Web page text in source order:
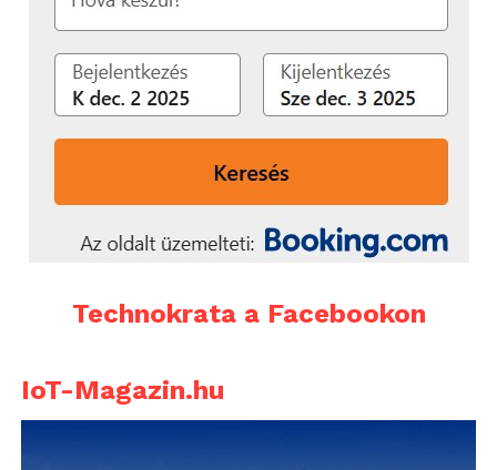
Technokrata a Facebookon
IoT-Magazin.hu